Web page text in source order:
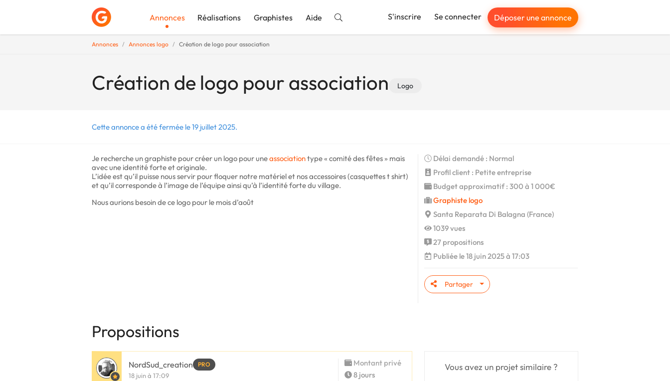
Annonces Réalisations Graphistes Aide S'inscrire Se connecter Déposer une annonce
Annonces Annonces logo Création de logo pour association
Création de logo pour association Logo
Cette annonce a été fermée le 19 juillet 2025.
Je recherche un graphiste pour créer un logo pour uneassociationtype « comité des fêtes » mais
avec une identité forte et originale.
L’idée est qu’il puisse nous servir pour floquer notre matériel et nos accessoires (casquettes t shirt)
et qu’il corresponde à l’image de l’équipe ainsi qu’à l’identité forte du village.
Nous aurions besoin de ce logo pour le mois d’août
Délai demandé : Normal
Profil client : Petite entreprise
Budget approximatif : 300 à 1 000€
Graphiste logo
Santa Reparata Di Balagna (France)
1039 vues
27 propositions
Publiée le 18 juin 2025 à 17:03
Partager
Propositions
Vous avez un projet similaire ?
NordSud_creation PRO
18 juin à 17:09
Montant privé
8 jours